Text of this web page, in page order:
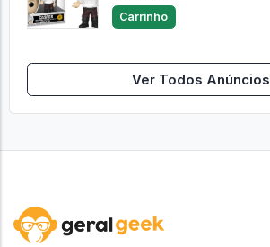
Carrinho
Ver Todos Anúncios